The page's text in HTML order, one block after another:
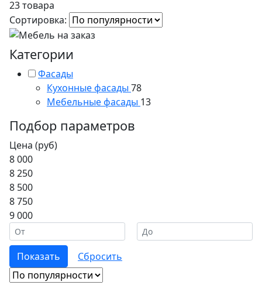
23 товара
Сортировка:
Категории
Фасады
Кухонные фасады 78
Мебельные фасады 13
Подбор параметров
Цена (руб)
8 000
8 250
8 500
8 750
9 000